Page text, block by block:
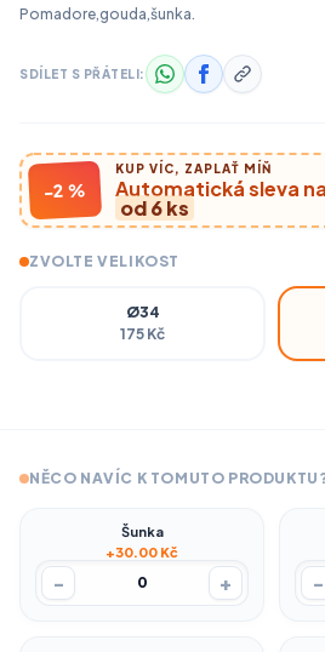
Pomadore,gouda,šunka.
SDÍLET S PŘÁTELI:
-2 %
KUP VÍC, ZAPLAŤ MÍŇ
Automatická sleva
od 6 ks
ZVOLTE VELIKOST
Ø34
175 Kč
NĚCO NAVÍC K TOMUTO
Šunka
+30.00 Kč
- 0 + -